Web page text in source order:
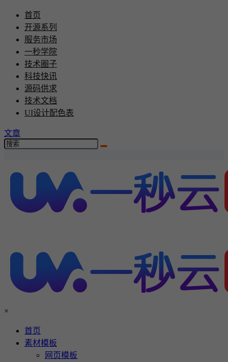
首页
开源系列
服务市场
一秒学院
技术圈子
科技快讯
源码供求
技术文档
UI设计配色表
文章
×
首页
素材模板
网页模板